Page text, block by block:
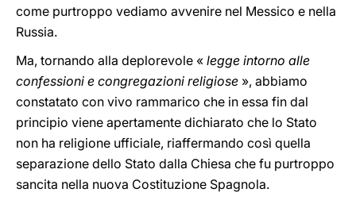
come purtroppo vediamo avvenire nel Messico e nella
Russia.
Ma, tornando alla deplorevole « legge intorno alle
confessioni e congregazioni religiose », abbiamo
constatato con vivo rammarico che in essa fin dal
principio viene apertamente dichiarato che lo Stato
non ha religione ufficiale, riaffermando così quella
separazione dello Stato dalla Chiesa che fu purtroppo
sancita nella nuova Costituzione Spagnola.